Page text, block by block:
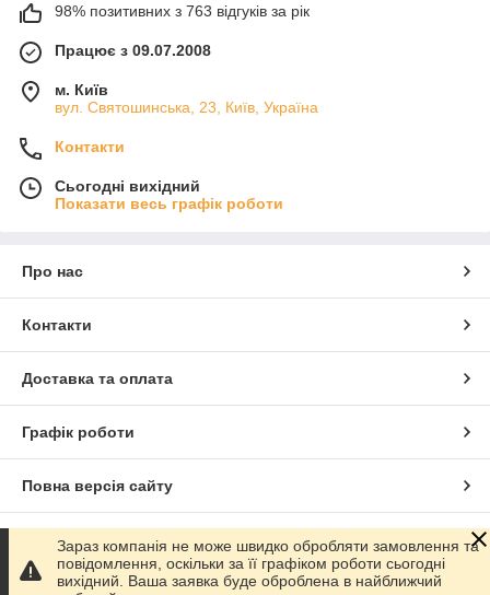
98% позитивних з 763 відгуків за рік
Працює з 09.07.2008
м. Київ
вул. Святошинська, 23, Київ, Україна
Контакти
Сьогодні вихідний
Показати весь графік роботи
Про нас
Контакти
Доставка та оплата
Графік роботи
Повна версія сайту
Сайт створено на маркетплейсі Prom.ua
Зараз компанія не може швидко обробляти замовлення та
повідомлення, оскільки за її графіком роботи сьогодні
вихідний. Ваша заявка буде оброблена в найближчий